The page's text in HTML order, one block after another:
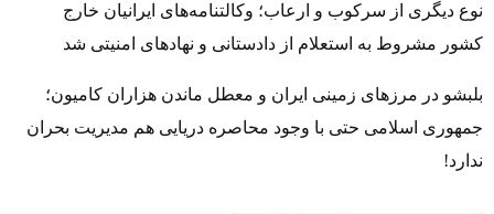
نوع دیگری از سرکوب و ارعاب؛ وکالتنامه‌های ایرانیان خارج
کشور مشروط به استعلام از دادستانی و نهادهای امنیتی شد
بلبشو در مرزهای زمینی ایران و معطل ماندن هزاران کامیون؛
جمهوری اسلامی حتی با وجود محاصره دریایی هم مدیریت بحران
ندارد!